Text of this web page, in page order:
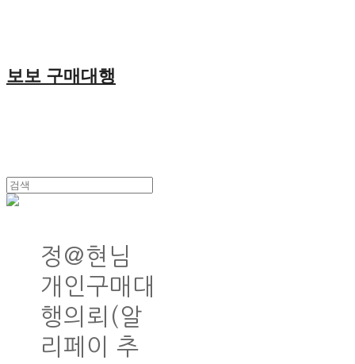
보보 구매대행
정@현님
개인구매대
행의뢰(알
리페이 추